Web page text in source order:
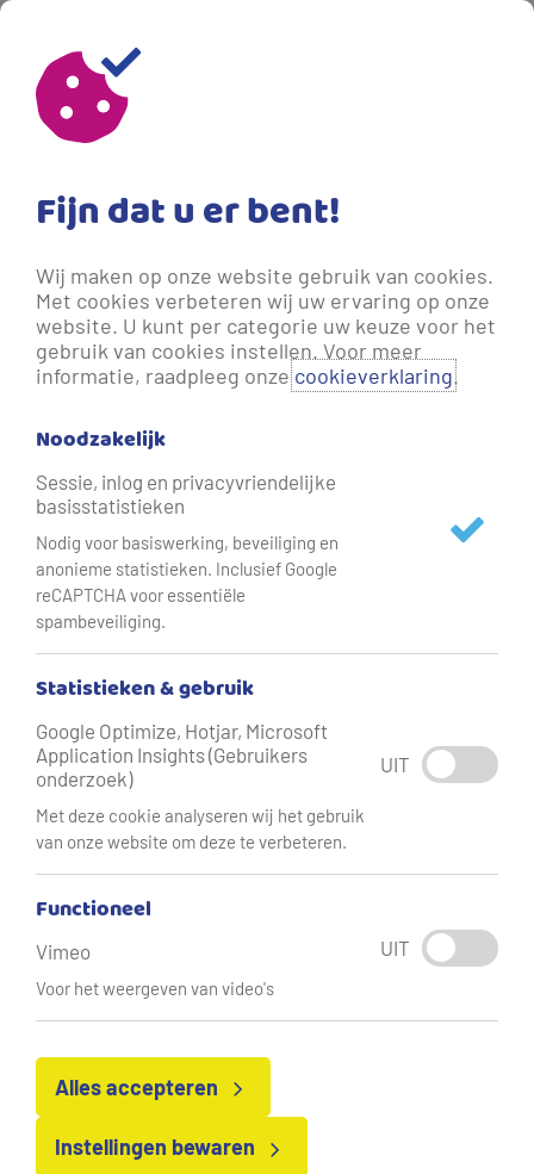
Water uit lokale bron
Weet jij waar jouw
kraanwater vandaan komt?
Het water dat bij jou uit de kraan komt is ooit
gevallen als regen, soms wel meer dan 10.000 jaar
geleden, en wordt opgepompt uit een
drinkwaterbron bij jou uit de buurt. Ontdek ook
waar jouw water vandaan komt en vul je postcode
in!
Fijn dat u er bent!
Wij maken op onze website gebruik van cookies.
Met cookies verbeteren wij uw ervaring op onze
website. U kunt per categorie uw keuze voor het
gebruik van cookies instellen. Voor meer
informatie, raadpleeg onzecookieverklaring.
Noodzakelijk
Sessie, inlog en privacyvriendelijke
basisstatistieken
Nodig voor basiswerking, beveiliging en
anonieme statistieken. Inclusief Google
reCAPTCHA voor essentiële
spambeveiliging.
Statistieken & gebruik
Google Optimize, Hotjar, Microsoft
Application Insights (Gebruikers
onderzoek)
Met deze cookie analyseren wij het gebruik
van onze website om deze te verbeteren.
UIT
Functioneel
Vimeo
Voor het weergeven van video's
UIT
Alles accepteren
Instellingen bewaren